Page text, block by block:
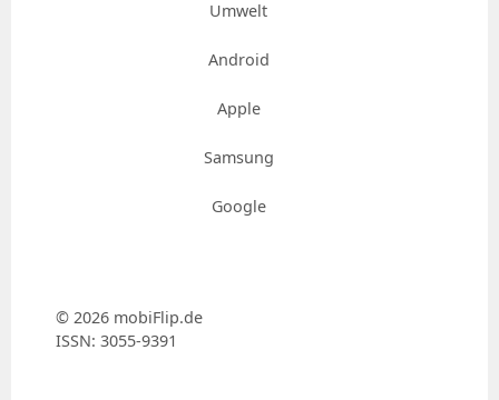
Umwelt
Android
Apple
Samsung
Google
© 2026 mobiFlip.de
ISSN: 3055-9391